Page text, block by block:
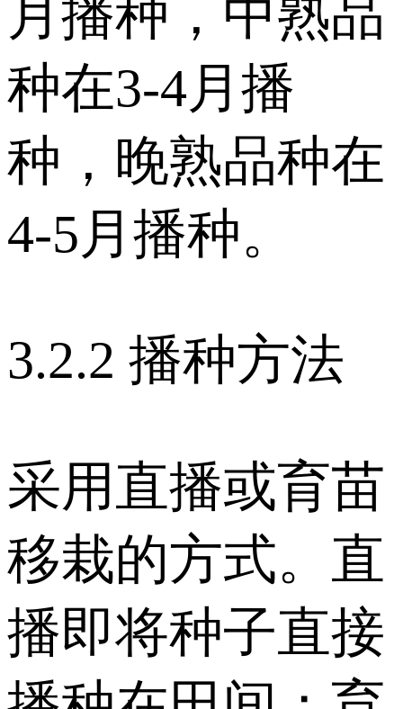
月播种，中熟品
种在3-4月播
种，晚熟品种在
4-5月播种。
3.2.2 播种方法
采用直播或育苗
移栽的方式。直
播即将种子直接